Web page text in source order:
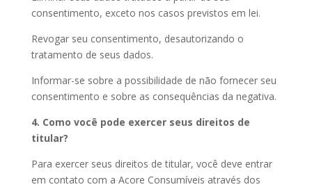
consentimento, exceto nos casos previstos em lei.
Revogar seu consentimento, desautorizando o
tratamento de seus dados.
Informar-se sobre a possibilidade de não fornecer seu
consentimento e sobre as consequências da negativa.
4. Como você pode exercer seus direitos de
titular?
Para exercer seus direitos de titular, você deve entrar
em contato com a Acore Consumíveis através dos